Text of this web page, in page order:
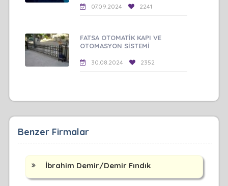
07.09.2024 2241
FATSA OTOMATİK KAPI VE
OTOMASYON SİSTEMİ
30.08.2024 2352
Benzer Firmalar
İbrahim Demir/Demir Fındık